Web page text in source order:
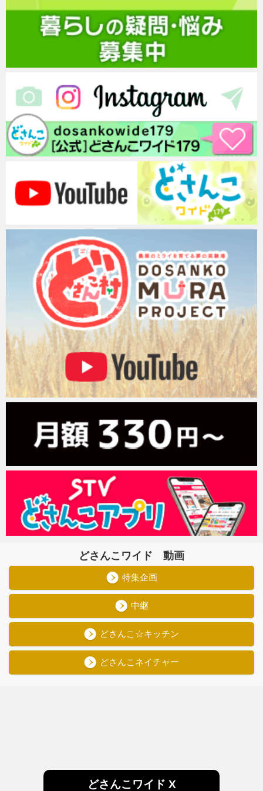
どさんこワイド 動画
特集企画
中継
どさんこ☆キッチン
どさんこネイチャー
どさんこワイド X